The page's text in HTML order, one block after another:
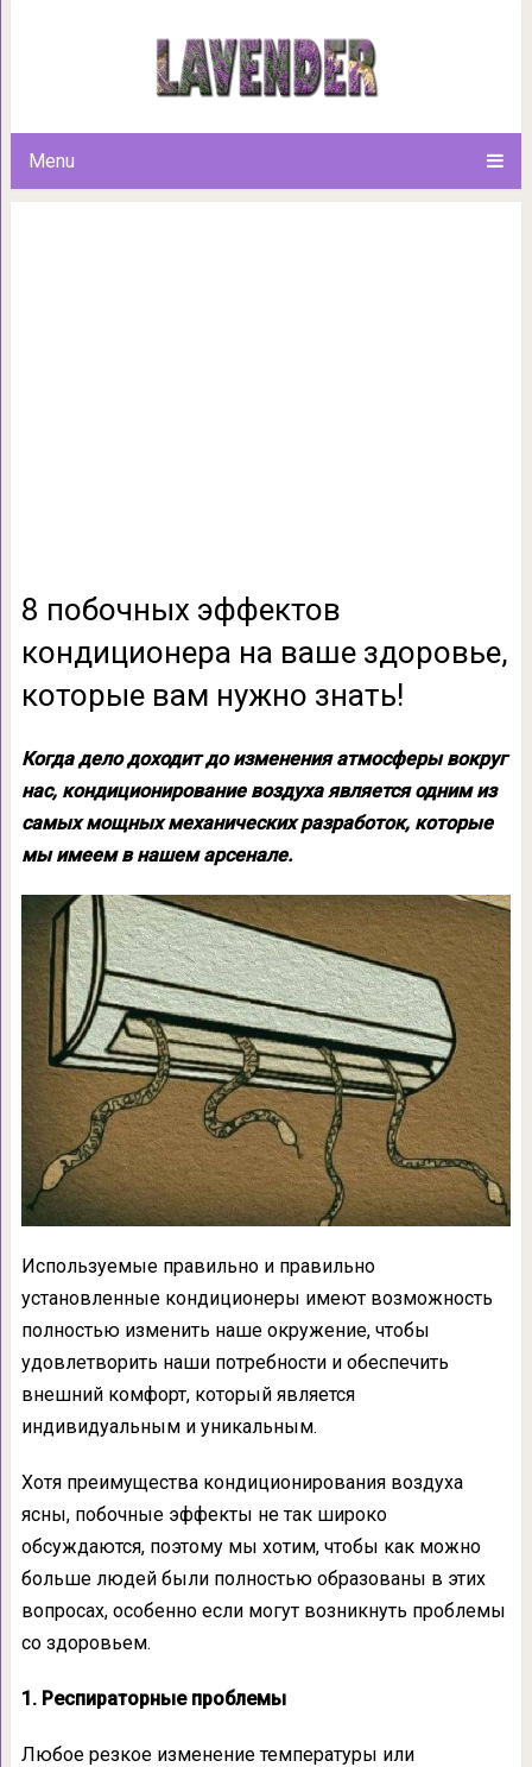
Menu
8 побочных эффектов
которые вам
8 побочных эффектов
кондиционера на ваше здоровье,
которые вам нужно знать!
Когда дело доходит до изменения атмосферы вокруг
нас, кондиционирование воздуха является одним из
самых мощных механических разработок, которые
мы имеем в нашем арсенале.
Используемые правильно и правильно
установленные кондиционеры имеют возможность
полностью изменить наше окружение, чтобы
удовлетворить наши потребности и обеспечить
внешний комфорт, который является
индивидуальным и уникальным.
Хотя преимущества кондиционирования воздуха
ясны, побочные эффекты не так широко
обсуждаются, поэтому мы хотим, чтобы как можно
больше людей были полностью образованы в этих
вопросах, особенно если могут возникнуть проблемы
со здоровьем.
1. Респираторные проблемы
Любое резкое изменение температуры или